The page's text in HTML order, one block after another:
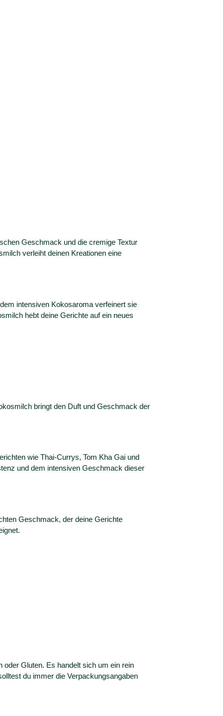
Geschmack und die cremige Textur
verleiht deinen Kreationen eine
intensiven Kokosaroma verfeinert sie
hebt deine Gerichte auf ein neues
bringt den Duft und Geschmack der
wie Thai-Currys, Tom Kha Gai und
und dem intensiven Geschmack dieser
Geschmack, der deine Gerichte
Gluten. Es handelt sich um ein rein
du immer die Verpackungsangaben